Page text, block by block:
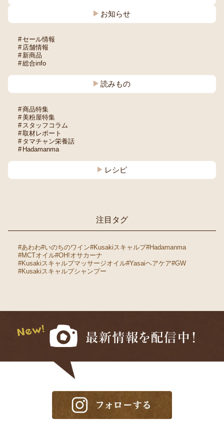
お知らせ
セール情報
店舗情報
新商品
総合info
読みもの
商品特集
美粉屋特集
スタッフコラム
取材レポート
タマチャン栄養話
Hadamanma
レシピ
注目タグ
#あわわ#いのちのワイン#Kusakiスキャルプ#Hadamanma
#MCTオイル#OH!オサカーナ
#Kusakiスキャルプマッサージオイル#Yasaiヘアケア#GW
#Kusakiスキャルプシャンプー